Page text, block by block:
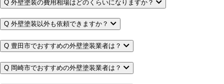
Q 外壁塗装の費用相場はどのくらいになりますか？
Q 外壁塗装以外も依頼できますか？
Q 豊田市でおすすめの外壁塗装業者は？
Q 岡崎市でおすすめの外壁塗装業者は？